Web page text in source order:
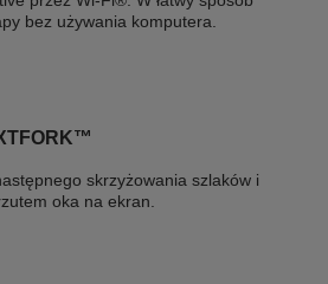
bez używania komputera.
skrzyżowania szlaków i
oka na ekran.